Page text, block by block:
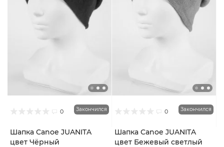
0 Закончился
Шапка Canoe JUANITA
цвет Чёрный
0 Закончился
Шапка Canoe JUANITA
цвет Бежевый светлый